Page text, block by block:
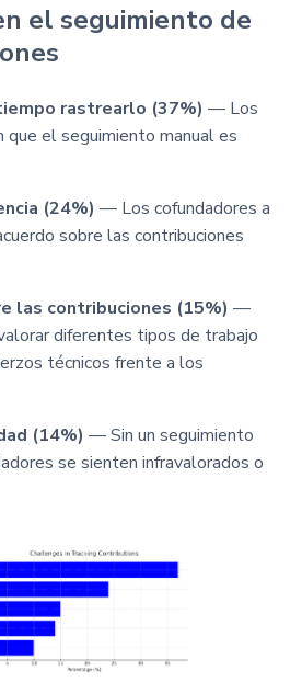
el seguimiento de
rastrearlo (37%) — Los
que el seguimiento manual es
(24%) — Los cofundadores a
sobre las contribuciones
las contribuciones (15%) —
diferentes tipos de trabajo
técnicos frente a los
(14%) — Sin un seguimiento
se sienten infravalorados o